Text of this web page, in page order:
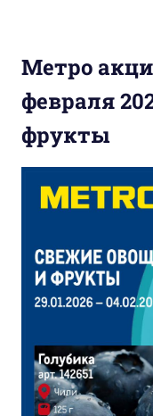
Метро
февраля
фрукты